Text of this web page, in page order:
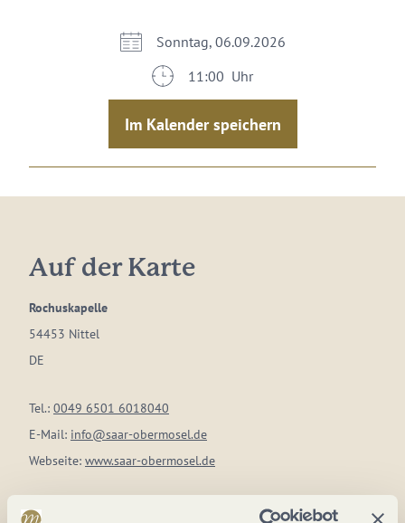
Sonntag, 06.09.2026
11:00 Uhr
Im Kalender speichern
Auf der Karte
Rochuskapelle
54453 Nittel
DE
Tel.: 0049 6501 6018040
E-Mail: info@saar-obermosel.de
Webseite: www.saar-obermosel.de